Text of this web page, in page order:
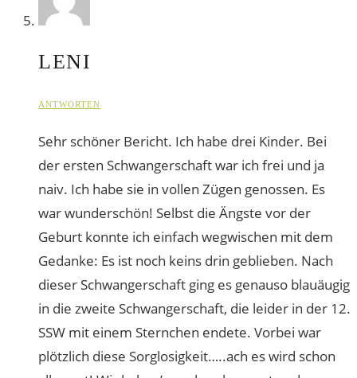
LENI
ANTWORTEN
Sehr schöner Bericht. Ich habe drei Kinder. Bei
der ersten Schwangerschaft war ich frei und ja
naiv. Ich habe sie in vollen Zügen genossen. Es
war wunderschön! Selbst die Ängste vor der
Geburt konnte ich einfach wegwischen mit dem
Gedanke: Es ist noch keins drin geblieben. Nach
dieser Schwangerschaft ging es genauso blauäugig
in die zweite Schwangerschaft, die leider in der 12.
SSW mit einem Sternchen endete. Vorbei war
plötzlich diese Sorglosigkeit…..ach es wird schon